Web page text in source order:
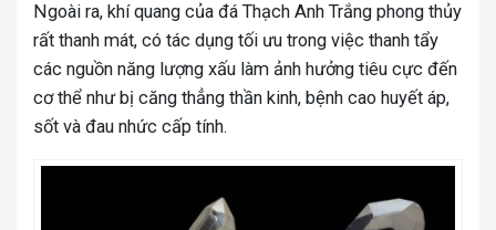
Ngoài ra, khí quang của đá Thạch Anh Trắng phong thủy
rất thanh mát, có tác dụng tối ưu trong việc thanh tẩy
các nguồn năng lượng xấu làm ảnh hưởng tiêu cực đến
cơ thể như bị căng thẳng thần kinh, bệnh cao huyết áp,
sốt và đau nhức cấp tính.